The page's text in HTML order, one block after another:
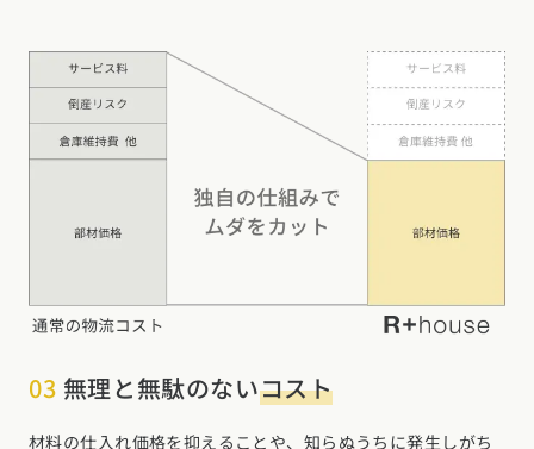
03 無理と無駄のないコスト
材料の仕入れ価格を抑えることや、知らぬうちに発生しがち